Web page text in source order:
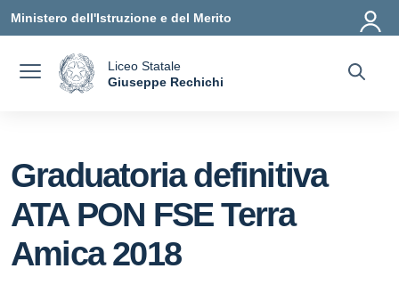
Ministero dell'Istruzione e del Merito
Liceo Statale
Giuseppe Rechichi
Graduatoria definitiva
ATA PON FSE Terra
Amica 2018